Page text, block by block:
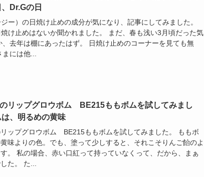
Dr.Gの日
ー）の日焼け止めの成分が気になり、記事にしてみました。
け止めはないか聞かれました。 まだ、春も浅い3月頃だった気
、去年は棚にあったはず。 日焼け止めのコーナーを見ても無
には他...
リップグロウボム BE215ももボムを試してみまし
、明るめの黄味
ップグロウボム BE215ももボムを試してみました。 ももボ
味よりの色。でも、塗って少しすると、それこそりんご飴のよ
。 私の場合、赤い口紅って持っていなくって、だから、まぁ
た。 た...